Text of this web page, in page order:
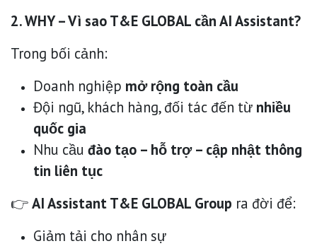
2. WHY – Vì sao T&E GLOBAL cần AI Assistant?
Trong bối cảnh:
Doanh nghiệp mở rộng toàn cầu
Đội ngũ, khách hàng, đối tác đến từ nhiều
quốc gia
Nhu cầu đào tạo – hỗ trợ – cập nhật thông
tin liên tục
👉AI Assistant T&E GLOBAL Group ra đời để:
Giảm tải cho nhân sự